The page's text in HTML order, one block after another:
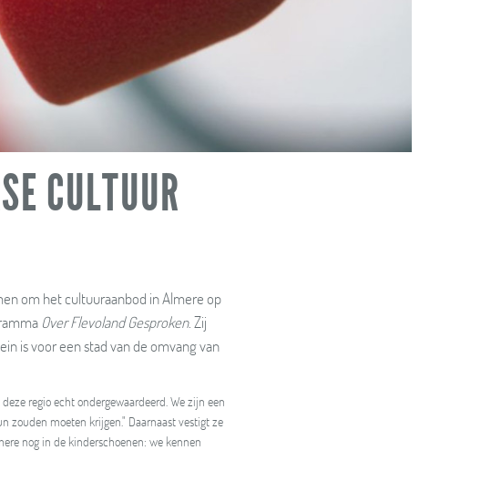
CULTUUR
om het cultuuraanbod in Almere op
Over Flevoland Gesproken. Zij
is voor een stad van de omvang van
regio echt ondergewaardeerd. We zijn een
zouden moeten krijgen." Daarnaast vestigt ze
nog in de kinderschoenen: we kennen